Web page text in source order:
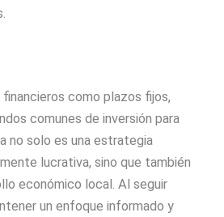
como plazos fijos,
comunes de inversión para
no solo es una estrategia
lucrativa, sino que también
económico local. Al seguir
un enfoque informado y